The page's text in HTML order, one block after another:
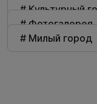
# Культурный
# Фотогалерея
# Милый город